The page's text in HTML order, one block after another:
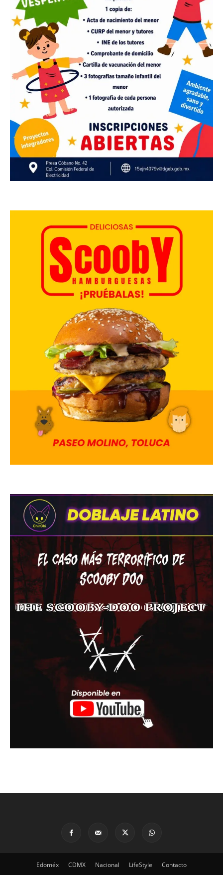
Edoméx CDMX Nacional LifeStyle Contacto